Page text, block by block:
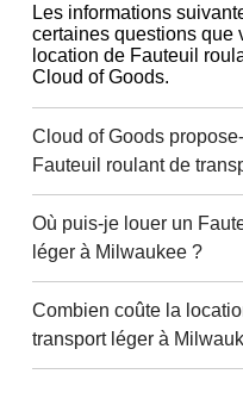
Les informations
certaines questions que
location de Fauteuil
Cloud of Goods.
Cloud of Goods
Fauteuil roulant de
Où puis-je louer un
léger à Milwaukee ?
Combien coûte la
transport léger à